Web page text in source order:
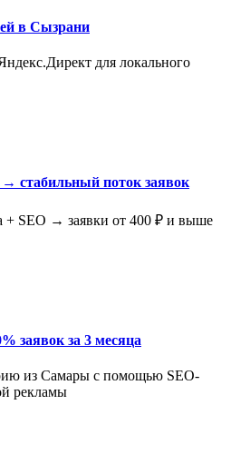
в Сызрани
для локального
стабильный поток заявок
+ SEO → заявки от 400 ₽ и выше
заявок за 3 месяца
из Самары с помощью SEO-
рекламы